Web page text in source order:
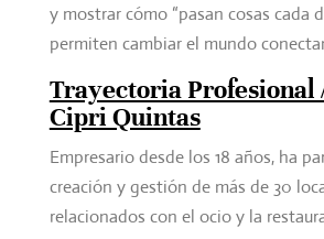
y mostrar cómo “pasan cosas cada
permiten cambiar el mundo
Trayectoria Profesional
Cipri Quintas
Empresario desde los 18 años, ha
creación y gestión de más de 30
relacionados con el ocio y la